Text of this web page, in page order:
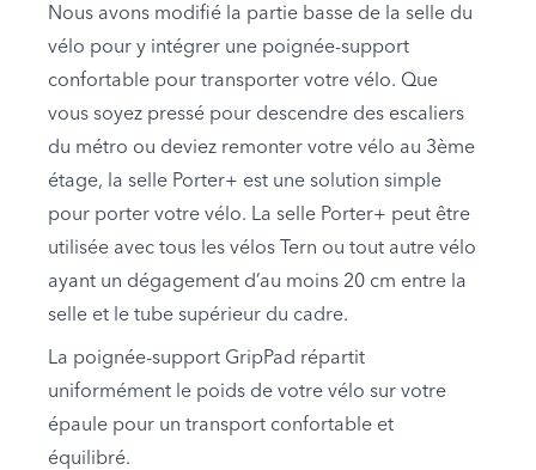
Nous avons modifié la partie basse de la selle du
vélo pour y intégrer une poignée-support
confortable pour transporter votre vélo. Que
vous soyez pressé pour descendre des escaliers
du métro ou deviez remonter votre vélo au 3ème
étage, la selle Porter+ est une solution simple
pour porter votre vélo. La selle Porter+ peut être
utilisée avec tous les vélos Tern ou tout autre vélo
ayant un dégagement d’au moins 20 cm entre la
selle et le tube supérieur du cadre.
La poignée-support GripPad répartit
uniformément le poids de votre vélo sur votre
épaule pour un transport confortable et
équilibré.